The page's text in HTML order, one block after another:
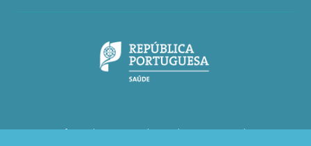
Infarmed © 2016. Todos os direitos reservados